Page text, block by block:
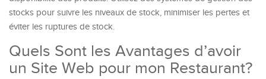
stocks pour suivre les niveaux de stock, minimiser les pertes et
éviter les ruptures de stock.
Quels Sont les Avantages d’avoir
un Site Web pour mon Restaurant?